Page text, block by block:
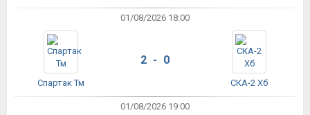
01/08/2026 18:00
Спартак Тм
2 - 0
СКА-2 Хб
01/08/2026 19:00